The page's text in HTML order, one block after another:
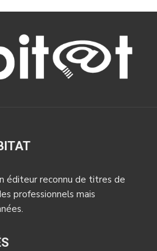
éditeur reconnu de titres de
professionnels mais